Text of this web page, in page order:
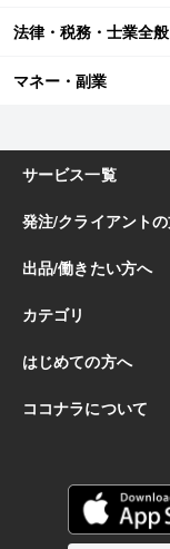
法律・税務・士業全般
マネー・副業